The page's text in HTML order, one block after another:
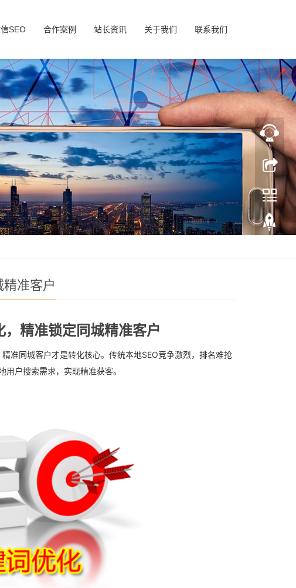
SEO 合作案例 站长资讯 关于我们 联系我们
准客户
精准锁定同城精准客户
准同城客户才是转化核心。传统本地SEO竞争激烈，排名难抢
户搜索需求，实现精准获客。